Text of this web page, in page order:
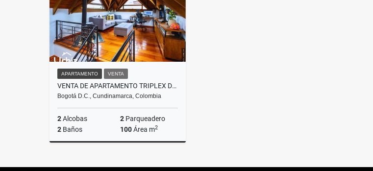
APARTAMENTO VENTA
VENTA DE APARTAMENTO TRIPLEX DE 100 M² EN SAN PATRICIO
Bogotá D.C., Cundinamarca, Colombia
2Alcobas 2 Parqueadero
2 Baños 100Área m2
$690.000.000